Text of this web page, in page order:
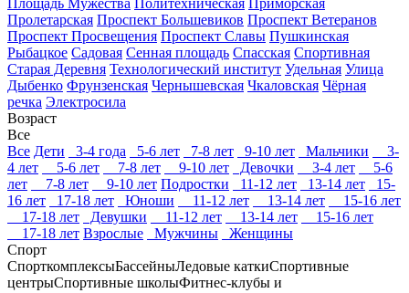
Площадь Мужества Политехническая Приморская
Пролетарская Проспект Большевиков Проспект Ветеранов
Проспект Просвещения Проспект Славы Пушкинская
Рыбацкое Садовая Сенная площадь Спасская Спортивная
Старая Деревня Технологический институт Удельная Улица
Дыбенко Фрунзенская Чернышевская Чкаловская Чёрная
речка Электросила
Возраст
Все
Все Дети 3-4 года 5-6 лет 7-8 лет 9-10 лет Мальчики
3-
4 лет
5-6 лет 7-8 лет 9-10 лет Девочки 3-4 лет
5-6
лет
7-8 лет 9-10 лет Подростки 11-12 лет 13-14 лет
15-
16 лет
17-18 лет Юноши 11-12 лет 13-14 лет
15-16 лет
17-18 лет
Девушки 11-12 лет 13-14 лет
15-16 лет
17-18 лет Взрослые Мужчины
Женщины
Спорт
СпорткомплексыБассейныЛедовые каткиСпортивные
центрыСпортивные школыФитнес-клубы и